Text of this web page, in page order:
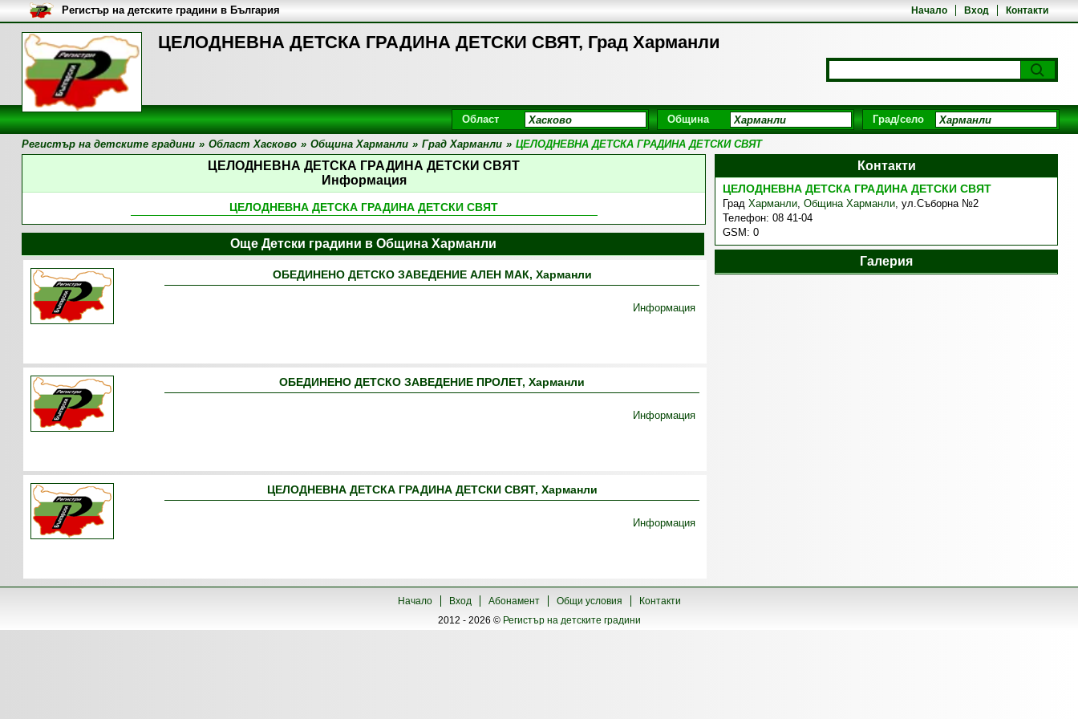
ЦЕЛОДНЕВНА ДЕТСКА ГРАДИНА ДЕТСКИ СВЯТ, Град Харманли
Начало Вход Контакти
Регистър на детските градини в България
Област Община Град/село
Регистър на детските градини » Област Хасково » Община Харманли » Град Харманли » ЦЕЛОДНЕВНА ДЕТСКА ГРАДИНА ДЕТСКИ СВЯТ
ЦЕЛОДНЕВНА ДЕТСКА ГРАДИНА ДЕТСКИ СВЯТ
Информация
ЦЕЛОДНЕВНА ДЕТСКА ГРАДИНА ДЕТСКИ СВЯТ
Контакти
ЦЕЛОДНЕВНА ДЕТСКА ГРАДИНА ДЕТСКИ СВЯТ
Град Харманли, Община Харманли, ул.Съборна №2
Телефон: 08 41-04
GSM: 0
Галерия
Още Детски градини в Община Харманли
ОБЕДИНЕНО ДЕТСКО ЗАВЕДЕНИЕ АЛЕН МАК, Харманли
Информация
ОБЕДИНЕНО ДЕТСКО ЗАВЕДЕНИЕ ПРОЛЕТ, Харманли
Информация
ЦЕЛОДНЕВНА ДЕТСКА ГРАДИНА ДЕТСКИ СВЯТ, Харманли
Информация
Начало Вход Абонамент Общи условия
Контакти
2012 - 2026 © Регистър на детските градини